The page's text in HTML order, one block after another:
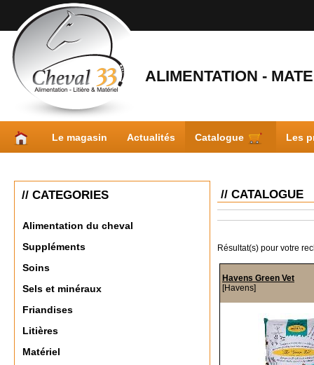
ALIMENTATION -
Le magasin Actualités Catalogue Les
// CATEGORIES
Alimentation du cheval
Suppléments
Soins
Sels et minéraux
Friandises
Litières
Matériel
// CATALOGUE
Résultat(s) pour votre
Havens Green Vet
[Havens]